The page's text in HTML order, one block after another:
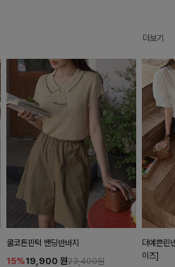
더보기
쿨코튼핀턱 밴딩반바지
15%19,900 원23,400원
더예쁜린
이즈]